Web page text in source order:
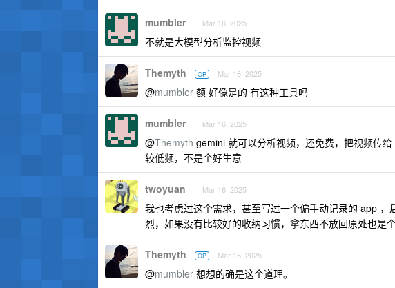
mumbler Mar 16, 2025
不就是大模型分析监控视频
Themyth OP Mar 16, 2025
@mumbler 额 好像是的 有这种工具吗
mumbler Mar 16, 2025
@Themyth gemini 就可以分析视频，还免费，把视频传
较低频，不是个好生意
twoyuan Mar 16, 2025
我也考虑过这个需求，甚至写过一个偏手动记录的 app
烈，如果没有比较好的收纳习惯，拿东西不放回原处也是
Themyth OP Mar 16, 2025
@mumbler 想想的确是这个道理。